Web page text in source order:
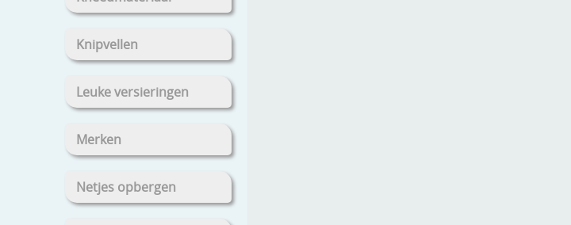
Knipvellen
Leuke versieringen
Merken
Netjes opbergen